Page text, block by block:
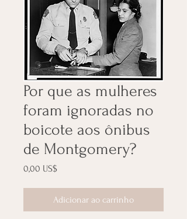
Por que as mulheres
foram ignoradas no
boicote aos ônibus
de Montgomery?
0,00 US$Preço
Adicionar ao carrinho